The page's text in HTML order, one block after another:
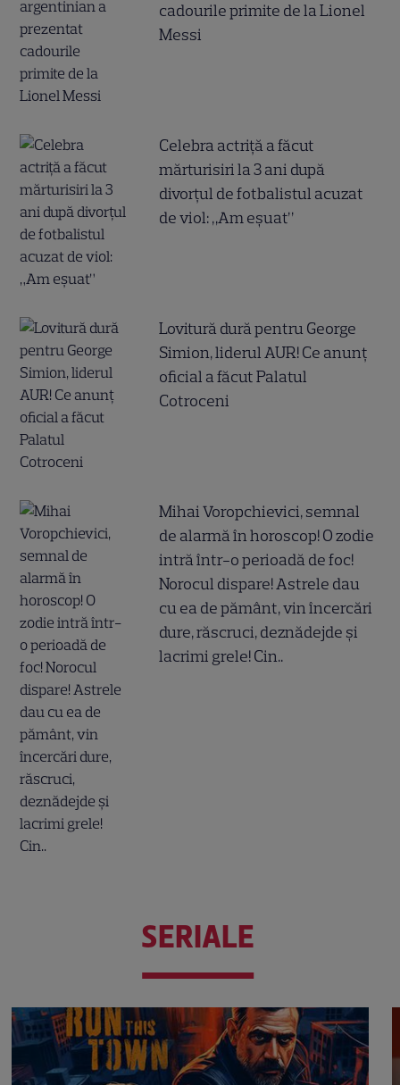
cadourile primite de la Lionel
Messi
Celebra actriță a făcut
mărturisiri la 3 ani după
divorțul de fotbalistul acuzat
de viol: „Am eșuat”
Lovitură dură pentru George
Simion, liderul AUR! Ce anunț
oficial a făcut Palatul
Cotroceni
Mihai Voropchievici, semnal
de alarmă în horoscop! O zodie
intră într-o perioadă de foc!
Norocul dispare! Astrele dau
cu ea de pământ, vin încercări
dure, răscruci, deznădejde și
lacrimi grele! Cin..
SERIALE